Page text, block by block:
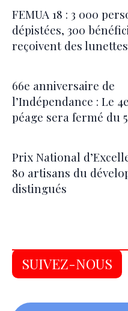
FEMUA 18 : 3 000
dépistées, 300
reçoivent des lunettes
66e anniversaire de
l’Indépendance : Le
péage sera fermé du
Prix National
80 artisans du
distingués
SUIVEZ-NOUS